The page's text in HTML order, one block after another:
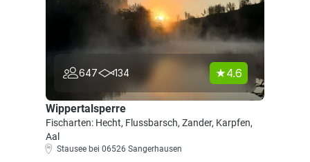
647 134 4.6
Wippertalsperre
Fischarten: Hecht, Flussbarsch, Zander, Karpfen,
Aal
Stausee bei 06526 Sangerhausen